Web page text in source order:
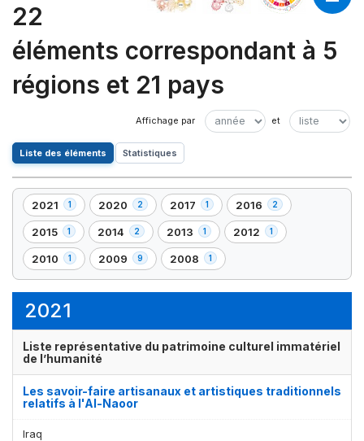
22
éléments correspondant à 5
régions et 21 pays
Liste des éléments Statistiques
2021 1
,
1
élément(s)
2020 2
,
2
élément(s)
2017 1
,
1
élément(s)
2016 2
,
2
élément(s)
2015 1
,
1
élément(s)
2014 2
,
2
élément(s)
2013 1
,
1
élément(s)
2012 1
,
2010 1
,
1
2009 9
,
9
2008 1
,
1
2021
Liste représentative du patrimoine culturel immatériel
de l’humanité
Les savoir-faire artisanaux et artistiques traditionnels
relatifs à l'Al-Naoor
Iraq